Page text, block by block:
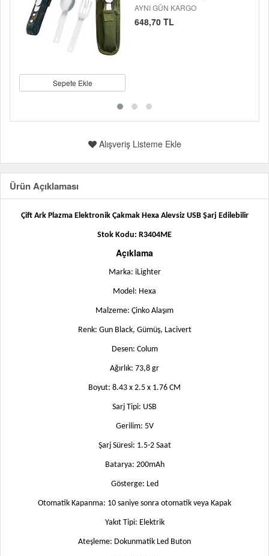
Sepete Ekle
AYNI GÜN KARGO
648,70 TL
Alışveriş Listeme Ekle
Ürün Açıklaması
Çift Ark Plazma Elektronik Çakmak Hexa Alevsiz USB Şarj Edilebilir
Stok Kodu: R3404ME
Açıklama
Marka: iLighter
Model: Hexa
Malzeme: Çinko Alaşım
Renk: Gun Black, Gümüş, Lacivert
Desen: Colum
Ağırlık: 73,8 gr
Boyut: 8.43 x 2.5 x 1.76 CM
Sarj Tipi: USB
Gerilim: 5V
Şarj Süresi: 1.5-2 Saat
Batarya: 200mAh
Gösterge: Led
Otomatik Kapanma: 10 saniye sonra otomatik veya Kapak
Yakıt Tipi: Elektrik
Ateşleme: Dokunmatik Led Buton